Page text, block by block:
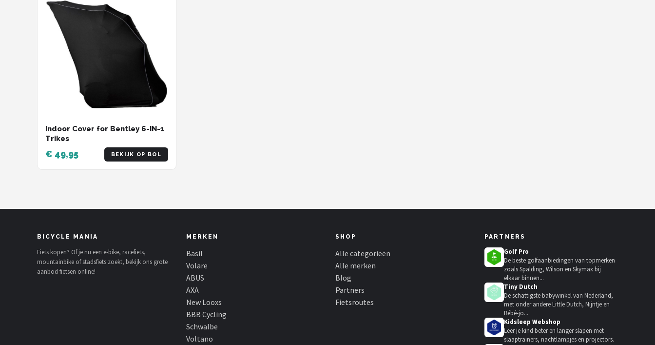
Alle merken →
Indoor Cover for Bentley 6-IN-1
Trikes
€ 49,95 BEKIJK OP BOL
BICYCLE MANIA
Fiets kopen? Of je nu een e-bike, racefiets,
mountainbike of stadsfiets zoekt, bekijk ons grote
aanbod fietsen online!
MERKEN
Basil
Volare
ABUS
AXA
New Looxs
BBB Cycling
Schwalbe
Voltano
SHOP
Alle categorieën
Alle merken
Blog
Partners
Fietsroutes
PARTNERS
Golf Pro
De beste golfaanbiedingen van topmerken
zoals Spalding, Wilson en Skymax bij
elkaar binnen...
Tiny Dutch
De schattigste babywinkel van Nederland,
met onder andere Little Dutch, Nijntje en
Bébé-jo...
Kidsleep Webshop
Leer je kind beter en langer slapen met
slaaptrainers, nachtlampjes en projectors.